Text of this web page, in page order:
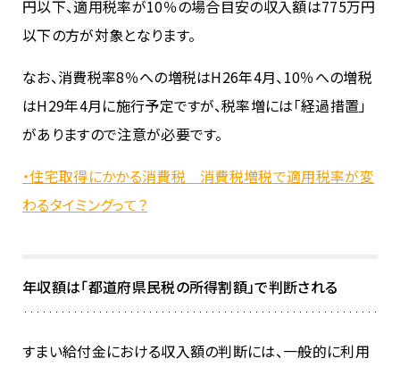
円以下、適用税率が10％の場合目安の収入額は775万円
以下の方が対象となります。
なお、消費税率8％への増税はH26年4月、10％への増税
はH29年4月に施行予定ですが、税率増には「経過措置」
がありますので注意が必要です。
・住宅取得にかかる消費税 消費税増税で適用税率が変
わるタイミングって？
年収額は「都道府県民税の所得割額」で判断される
すまい給付金における収入額の判断には、一般的に利用